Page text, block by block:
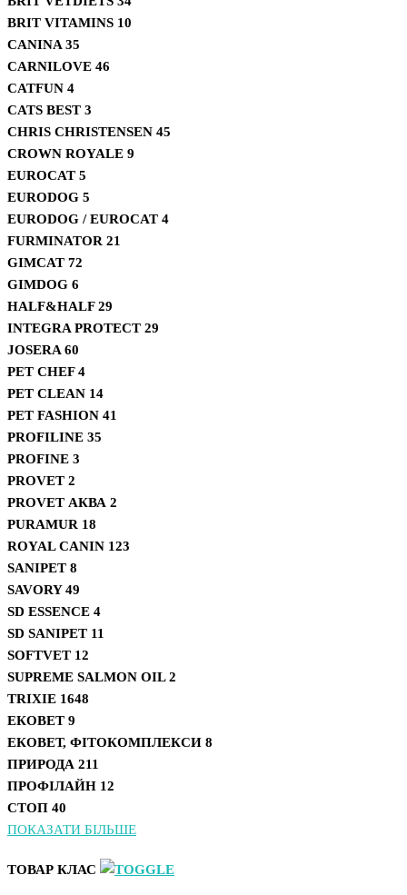
BRIT VITAMINS 10
CANINA 35
CARNILOVE 46
CATFUN 4
CATS BEST 3
CHRIS CHRISTENSEN 45
CROWN ROYALE 9
EUROCAT 5
EURODOG 5
EURODOG / EUROCAT 4
FURMINATOR 21
GIMCAT 72
GIMDOG 6
HALF&HALF29
INTEGRA PROTECT 29
JOSERA 60
PET CHEF4
PET CLEAN 14
PET FASHION 41
PROFILINE 35
PROFINE 3
PROVET 2
PROVET АКВА 2
PURAMUR 18
ROYAL CANIN 123
SANIPET 8
SAVORY49
SD ESSENCE 4
SD SANIPET 11
SOFTVET 12
SUPREME SALMON OIL2
TRIXIE 1648
ЕКОВЕТ 9
ЕКОВЕТ, ФІТОКОМПЛЕКСИ 8
ПРИРОДА 211
ПРОФІЛАЙН 12
СТОП 40
ПОКАЗАТИ БІЛЬШЕ
ТОВАР КЛАС